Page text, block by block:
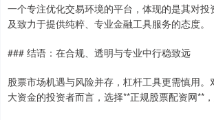
一个专注优化交易环境的平台，体现的是其对投
及致力于提供纯粹、专业金融工具服务的态度。
### 结语：在合规、透明与专业中行稳致远
股票市场机遇与风险并存，杠杆工具更需慎用
大资金的投资者而言，选择**正规股票配资网**